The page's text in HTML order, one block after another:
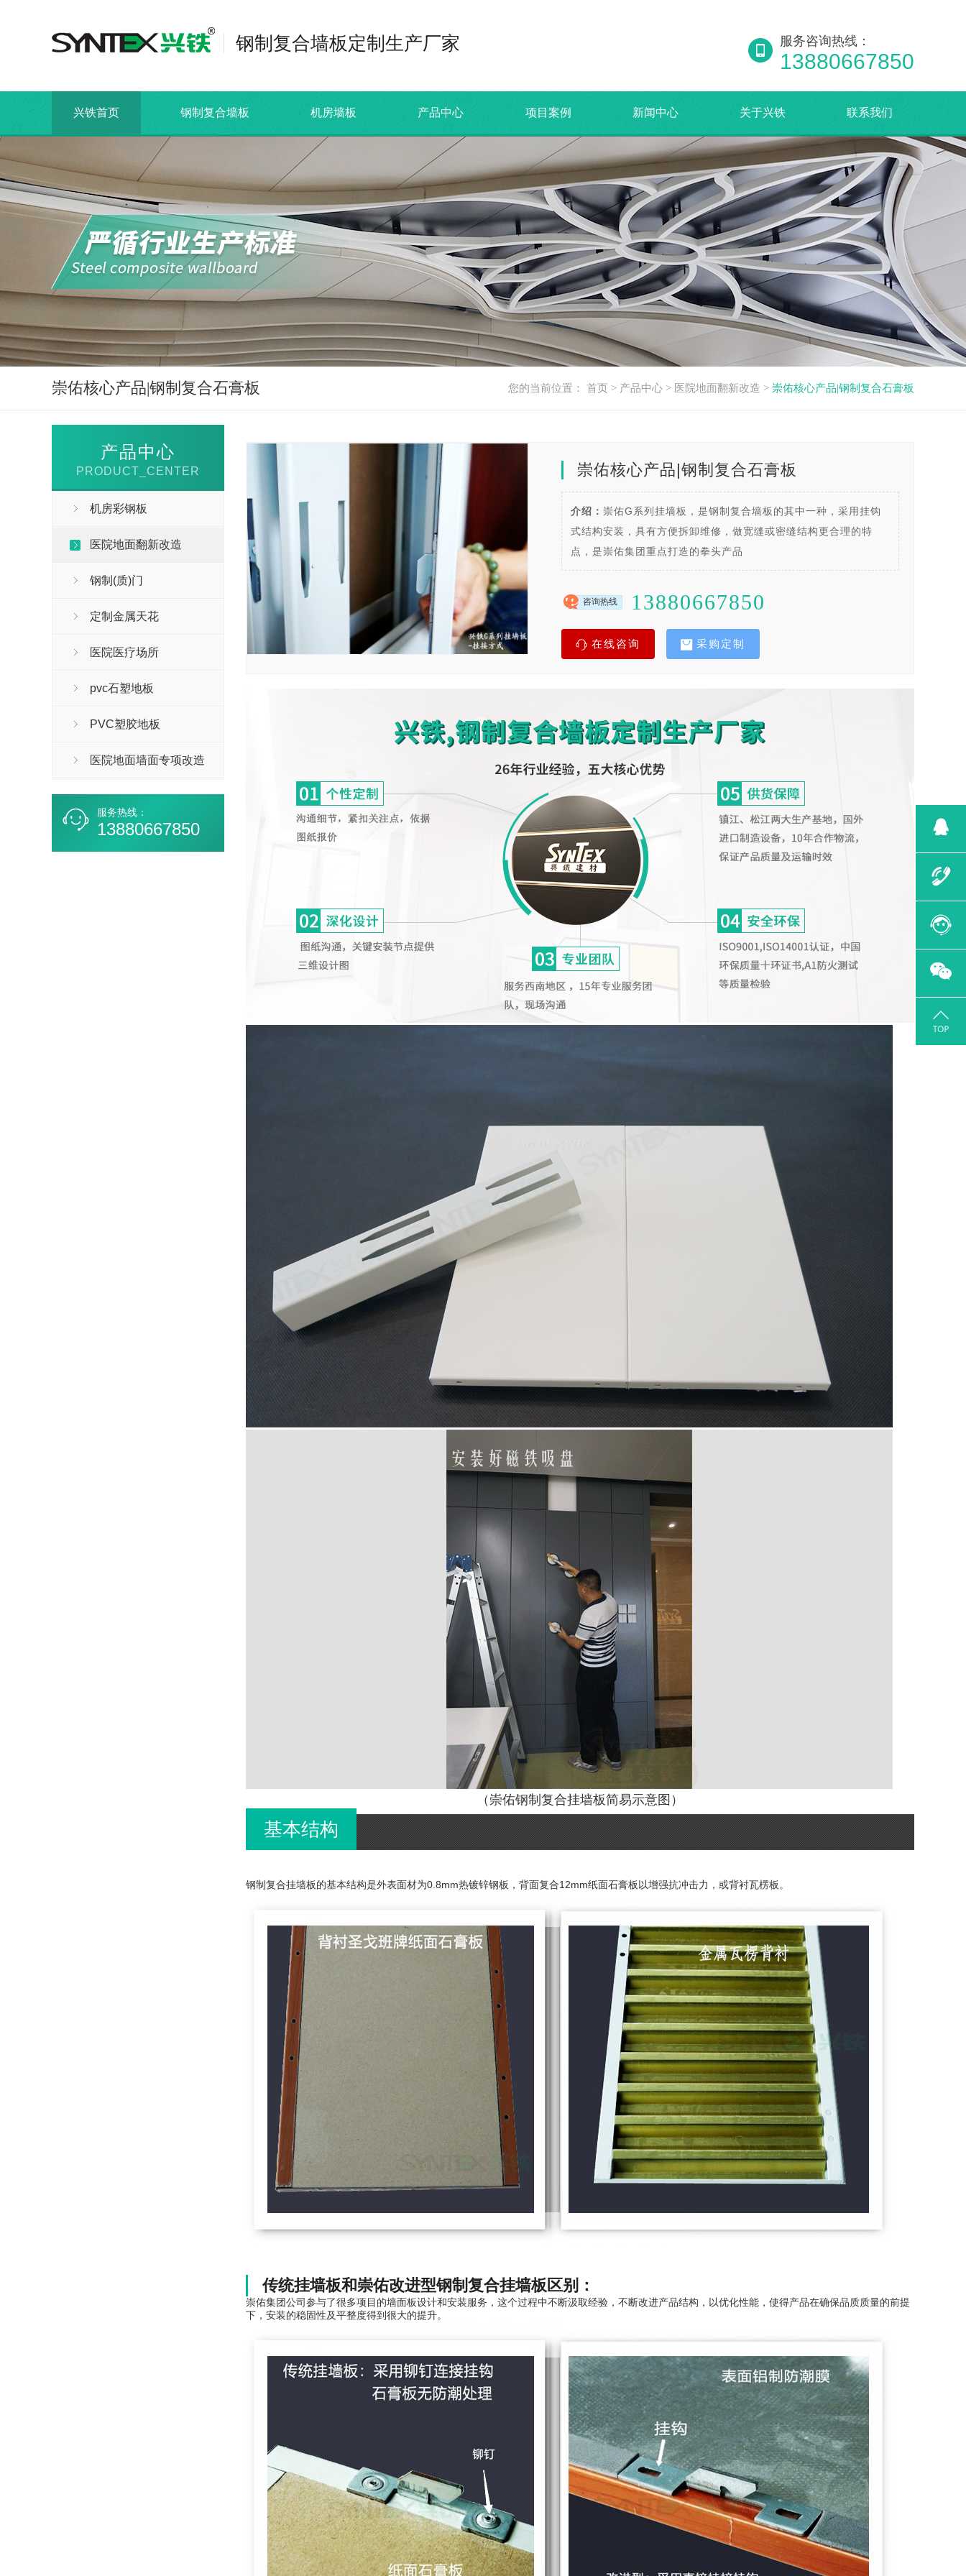
钢制复合墙板定制生产厂家 服务咨询热线：
13880667850
兴铁首页 钢制复合墙板 机房墙板 产品中心 项目案例 新闻中心 关于兴铁 联系我们
崇佑核心产品|钢制复合石膏板 您的当前位置： 首页 > 产品中心 > 医院地面翻新改造 > 崇佑核心产品|钢制复合石膏板
产品中心
PRODUCT_CENTER
机房彩钢板
医院地面翻新改造
钢制(质)门
定制金属天花
医院医疗场所
pvc石塑地板
PVC塑胶地板
医院地面墙面专项改造
服务热线：
13880667850
崇佑核心产品|钢制复合石膏板
介绍： 崇佑G系列挂墙板，是钢制复合墙板的其中一种，采用挂钩
式结构安装，具有方便拆卸维修，做宽缝或密缝结构更合理的特
点，是崇佑集团重点打造的拳头产品
咨询热线 13880667850
在线咨询 采购定制
（崇佑钢制复合挂墙板简易示意图）
基本结构
钢制复合挂墙板的基本结构是外表面材为0.8mm热镀锌钢板，背面复合12mm纸面石膏板以增强抗冲击力，或背衬瓦楞板。
传统挂墙板和崇佑改进型钢制复合挂墙板区别：
崇佑集团公司参与了很多项目的墙面板设计和安装服务，这个过程中不断汲取经验，不断改进产品结构，以优化性能，使得产品在确保品质质量的前提
下，安装的稳固性及平整度得到很大的提升。